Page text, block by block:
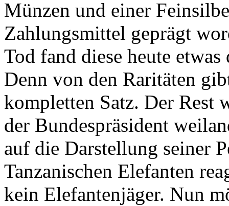
Münzen und einer
Zahlungsmittel geprägt
Tod fand diese heute
Denn von den Raritäten
kompletten Satz. Der Rest
der Bundespräsident
auf die Darstellung seiner
Tanzanischen Elefanten
kein Elefantenjäger. Nun